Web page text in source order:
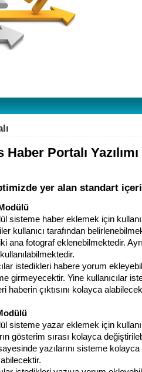
Haber Portalı Yazılımı
yer alan standart
sisteme haber eklemek için
kullanıcı tarafından
ana fotograf eklenebilmektedir.
istedikleri habere yorum
girmeyecektir. Yine kullanıcılar
haberin çıktısını kolayca
sisteme yazar eklemek için
gösterim sırası kolayca
yazılarını sisteme